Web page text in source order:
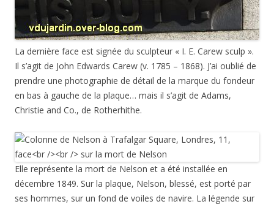
La dernière face est signée du sculpteur « I. E. Carew sculp ».
Il s’agit de John Edwards Carew (v. 1785 – 1868). J’ai oublié de
prendre une photographie de détail de la marque du fondeur
en bas à gauche de la plaque… mais il s’agit de Adams,
Christie and Co., de Rotherhithe.
Elle représente la mort de Nelson et a été installée en
décembre 1849. Sur la plaque, Nelson, blessé, est porté par
ses hommes, sur un fond de voiles de navire. La légende sur